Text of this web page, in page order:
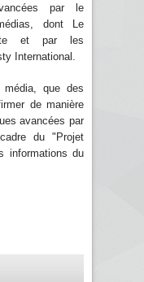
par le
dont Le
et par les
International.
que des
de manière
avancées par
du "Projet
informations du